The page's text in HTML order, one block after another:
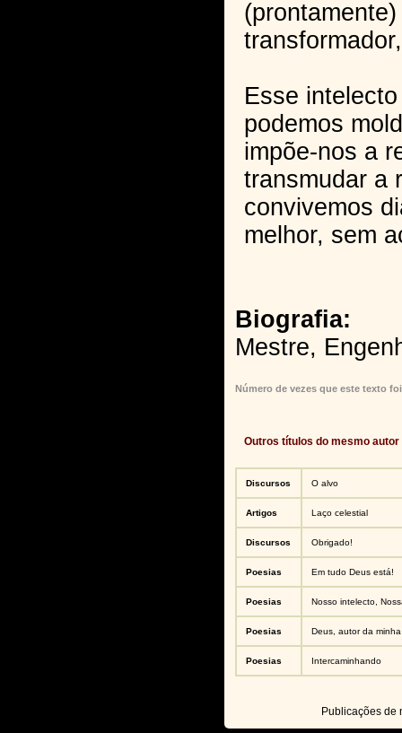
Esse
podemos
impõe-nos a
transmudar a
convivemos
melhor, sem
Biografia:
Mestre,
Número de vezes que este texto
Outros títulos do mesmo autor
Discursos O alvo
Artigos Laço celestial
Discursos Obrigado!
Poesias Em tudo Deus está!
Poesias Nosso intelecto,
Poesias Deus, autor da
Poesias Intercaminhando
Publicações de